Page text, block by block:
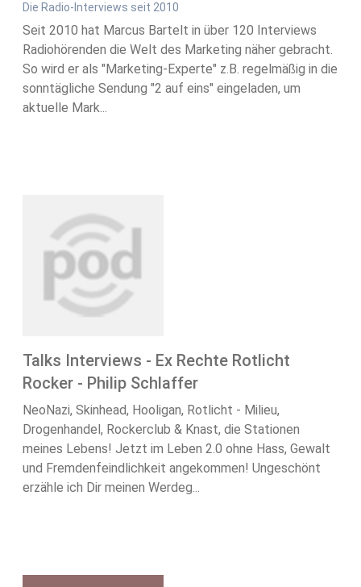
Die Radio-Interviews seit 2010
Seit 2010 hat Marcus Bartelt in über 120 Interviews
Radiohörenden die Welt des Marketing näher gebracht.
So wird er als "Marketing-Experte" z.B. regelmäßig in die
sonntägliche Sendung "2 auf eins" eingeladen, um
aktuelle Mark...
Talks Interviews - Ex Rechte Rotlicht
Rocker - Philip Schlaffer
NeoNazi, Skinhead, Hooligan, Rotlicht - Milieu,
Drogenhandel, Rockerclub & Knast, die Stationen
meines Lebens! Jetzt im Leben 2.0 ohne Hass, Gewalt
und Fremdenfeindlichkeit angekommen! Ungeschönt
erzähle ich Dir meinen Werdeg...